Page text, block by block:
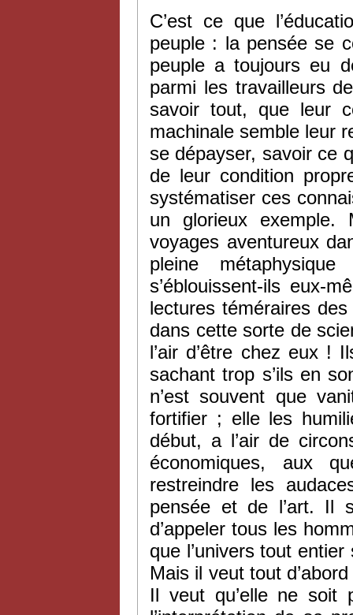
C’est ce que
peuple : la pensée se
peuple a toujours eu
parmi les travailleurs
savoir tout, que leur
machinale semble leur
se dépayser, savoir ce
de leur condition
systématiser ces
un glorieux
voyages aventureux
pleine
s’éblouissent-ils eux-
lectures téméraires
dans cette sorte de
l’air d’être chez eux !
sachant trop s’ils en
n’est souvent que
fortifier ; elle les
début, a l’air de
économiques, aux
restreindre les
pensée et de l’art. Il
d’appeler tous les
que l’univers tout
Mais il veut tout
Il veut qu’elle ne soit